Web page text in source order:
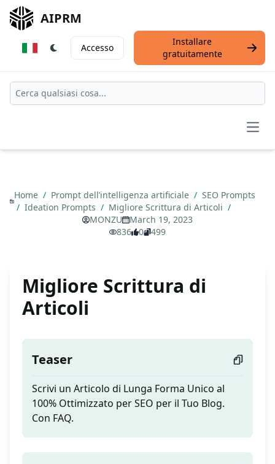
AIPRM
Accesso
Installare
gratuitamente
Home / Prompt dell’intelligenza artificiale / SEO Prompts
/ Ideation Prompts / Migliore Scrittura di Articoli /
MONZU
March 19, 2023
836
0 499
Migliore Scrittura di
Articoli
Teaser
Scrivi un Articolo di Lunga Forma Unico al
100% Ottimizzato per SEO per il Tuo Blog.
Con FAQ.